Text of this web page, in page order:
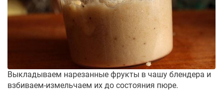
Выкладываем нарезанные фрукты в чашу блендера и
взбиваем-измельчаем их до состояния пюре.